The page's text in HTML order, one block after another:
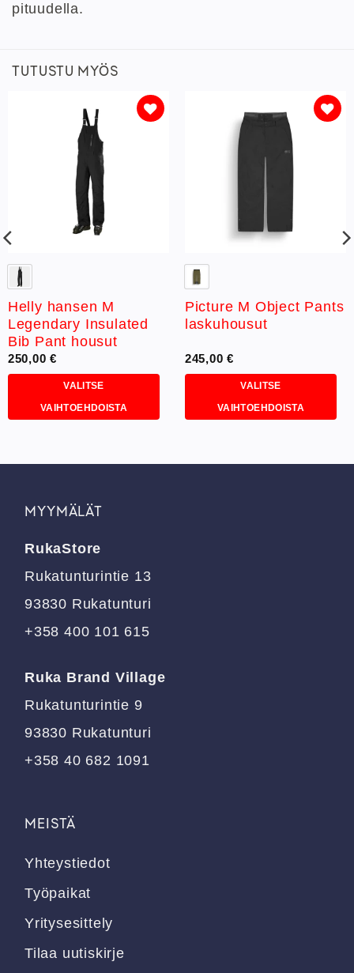
pituudella.
TUTUSTU MYÖS
toivelistaan
Helly hansen M
Legendary Insulated
Bib Pant housut
250,00€
VALITSE
VAIHTOEHDOISTA
on
Voit
valinnat
sivulla.
toivelistaan
Picture M Object Pants
laskuhousut
245,00€
VALITSE
VAIHTOEHDOISTA
on
MYYMÄLÄT
RukaStore
Rukatunturintie 13
93830 Rukatunturi
+358 400 101 615
Ruka Brand Village
Rukatunturintie 9
93830 Rukatunturi
+358 40 682 1091
MEISTÄ
Yhteystiedot
Työpaikat
Yritysesittely
Tilaa uutiskirje